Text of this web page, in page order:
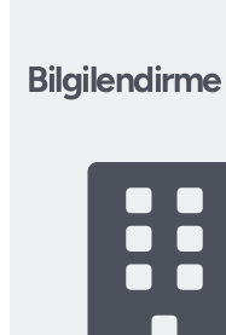
Bilgilendirme